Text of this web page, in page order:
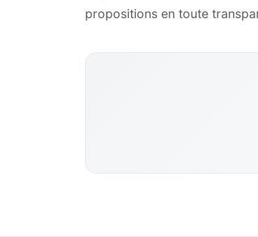
propositions en toute